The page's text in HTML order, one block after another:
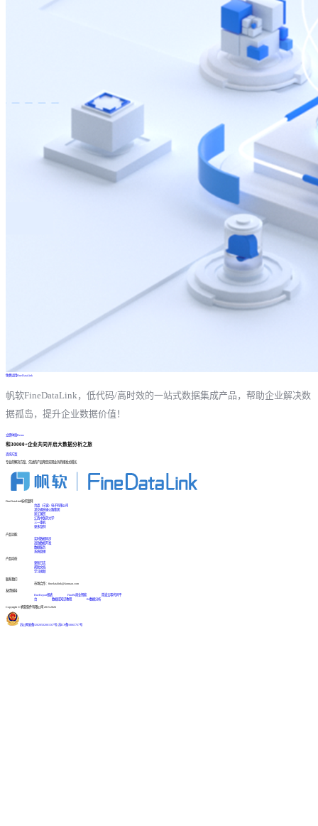
免费试用FineDataLink
帆软FineDataLink，低代码/高时效的一站式数据集成产品，帮助企业解决数
据孤岛，提升企业数据价值！
立即体验Demo
和30000+企业共同开启大数据分析之旅
咨询方案
专业的解决方案、先进的产品帮您实现业务的爆发式增长
FineDataLink标杆案例
台晶（宁波）电子有限公司
某交通高速公路集团
浙江国贸
江西中医药大学
三一重机
更多案例
产品功能
实时数据同步
高效数据开发
数据服务
系统管理
产品动态
更新日志
帮助文档
学习视频
联系我们
市场合作：finedatalink@fanruan.com
友情链接
FineReport报表
FineBI商业智能
简道云零代码平
台
数据库知识教程 BI数据分析
Copyright © 帆软软件有限公司 2015-2026
苏公网安备32020502001567号 苏ICP备18065767号